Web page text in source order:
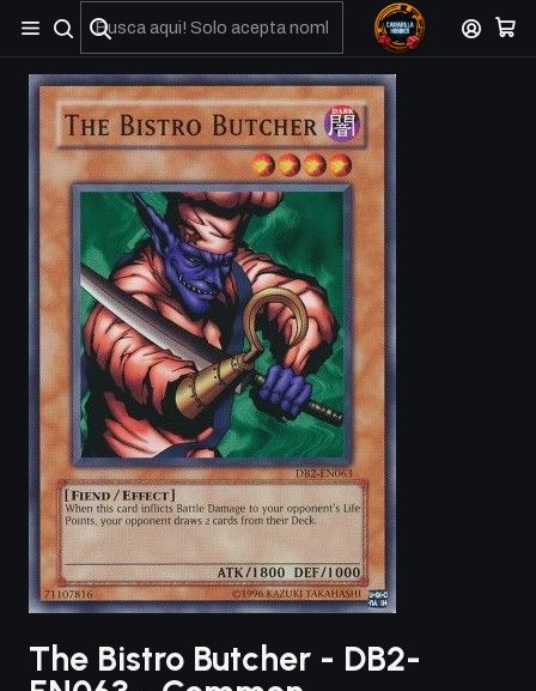
No olviden reportar sus depositos y transferencias por Whatsapp
The Bistro Butcher - DB2-